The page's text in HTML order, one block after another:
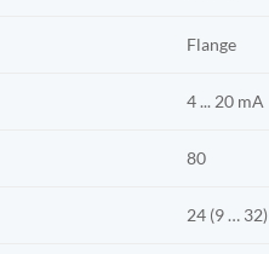
Flange
4 ... 20 mA
80
24 (9 … 32)